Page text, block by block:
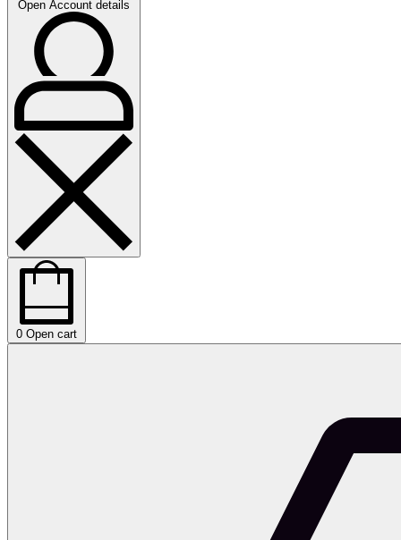
Open Account details
0 Open cart